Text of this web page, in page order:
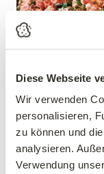
Diese Webseite
Wir verwenden
personalisieren,
zu können und
analysieren.
Verwendung
Apricot'®
Rosa 'Bordüre